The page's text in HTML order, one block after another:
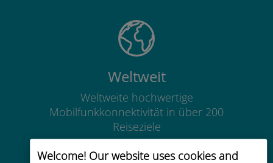
Welcome! Our website uses cookies and
Weltweit
Weltweite hochwertige
Mobilfunkkonnektivität in über 200
Reiseziele